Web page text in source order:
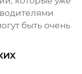
быть очень